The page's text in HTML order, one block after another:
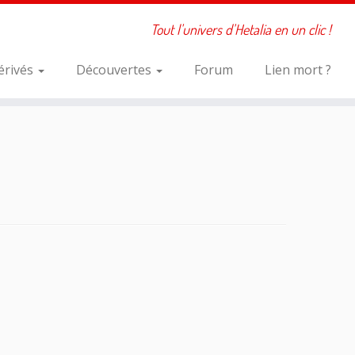
Tout l'univers d'Hetalia en un clic !
Découvertes Forum Lien mort ?